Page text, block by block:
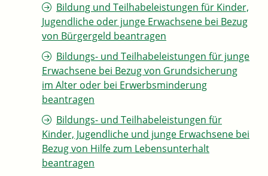
Bildung und Teilhabeleistungen für Kinder,
Jugendliche oder junge Erwachsene bei Bezug
von Bürgergeld beantragen
Bildungs- und Teilhabeleistungen für junge
Erwachsene bei Bezug von Grundsicherung
im Alter oder bei Erwerbsminderung
beantragen
Bildungs- und Teilhabeleistungen für
Kinder, Jugendliche und junge Erwachsene bei
Bezug von Hilfe zum Lebensunterhalt
beantragen